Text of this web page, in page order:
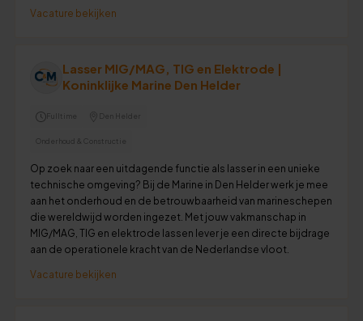
Vacature bekijken
Lasser MIG/MAG, TIG en Elektrode |
Koninklijke Marine Den Helder
Fulltime Den Helder
Onderhoud & Constructie
Op zoek naar een uitdagende functie als lasser in een unieke
technische omgeving? Bij de Marine in Den Helder werk je mee
aan het onderhoud en de betrouwbaarheid van marineschepen
die wereldwijd worden ingezet. Met jouw vakmanschap in
MIG/MAG, TIG en elektrode lassen lever je een directe bijdrage
aan de operationele kracht van de Nederlandse vloot.
Vacature bekijken